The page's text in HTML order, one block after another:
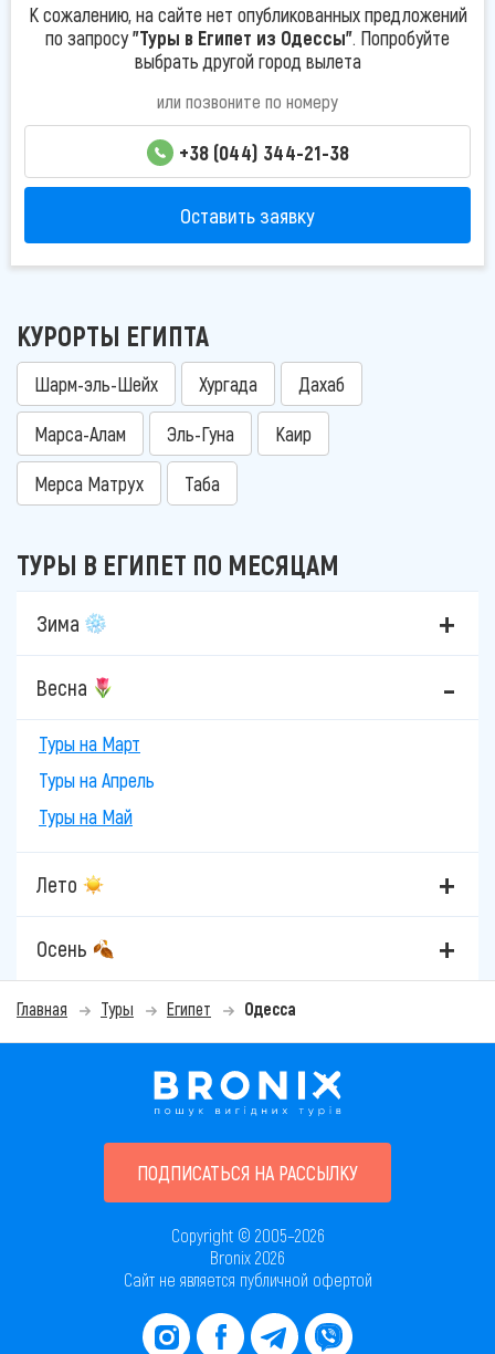
К сожалению, на сайте нет опубликованных предложений
по запросу"Туры в Египет из Одессы". Попробуйте
выбрать другой город вылета
или позвоните по номеру
+38 (044) 344-21-38
Оставить заявку
КУРОРТЫ ЕГИПТА
Шарм-эль-Шейх Хургада Дахаб
Марса-Алам Эль-Гуна Каир
Мерса Матрух Таба
ТУРЫ В ЕГИПЕТ ПО МЕСЯЦАМ
Зима
Весна
Туры на Март
Туры на Апрель
Туры на Май
Лето
Осень
Главная Туры Египет Одесса
ПОДПИСАТЬСЯ НА РАССЫЛКУ
Copyright © 2005–2026
Bronix 2026
Сайт не является публичной офертой